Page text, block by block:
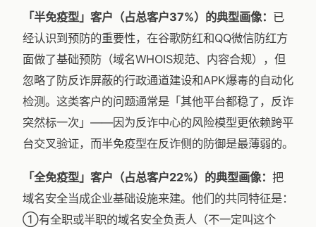
「半免疫型」客户（占总客户37%）的典型画像： 已
经认识到预防的重要性，在谷歌防红和QQ微信防红方
面做了基础预防（域名WHOIS规范、内容合规），但
忽略了防反诈屏蔽的行政通道建设和APK爆毒的自动化
检测。这类客户的问题通常是「其他平台都稳了，反诈
突然标一次」——因为反诈中心的风险模型更依赖跨平
台交叉验证，而半免疫型在反诈侧的防御是最薄弱的。
「全免疫型」客户（占总客户22%）的典型画像： 把
域名安全当成企业基础设施来建。他们的共同特征是：
①有全职或半职的域名安全负责人（不一定叫这个